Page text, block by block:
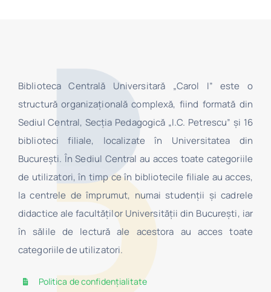
Biblioteca Centrală Universitară „Carol I” este o
structură organizaţională complexă, fiind formată din
Sediul Central, Secţia Pedagogică „I.C. Petrescu” şi 16
biblioteci filiale, localizate în Universitatea din
Bucureşti. În Sediul Central au acces toate categoriile
de utilizatori, în timp ce în bibliotecile filiale au acces,
la centrele de împrumut, numai studenţii şi cadrele
didactice ale facultăților Universității din București, iar
în sălile de lectură ale acestora au acces toate
categoriile de utilizatori.
Politica de confidențialitate